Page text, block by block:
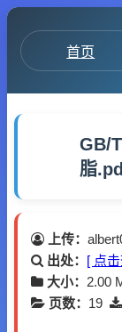
首页
GB/
脂
上传：
出处： [ 点
大小： 2.00
页数： 19